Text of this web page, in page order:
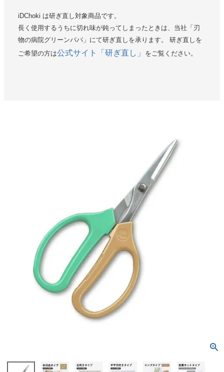
iDChoki は研ぎ直し対象商品です。
長く使用するうちに切れ味が鈍ってしまったときは、当社「刃
物の病院グリーンパパ」にて研ぎ直しを承ります。 研ぎ直しを
ご希望の方は公式サイト「研ぎ直し」 をご覧ください。